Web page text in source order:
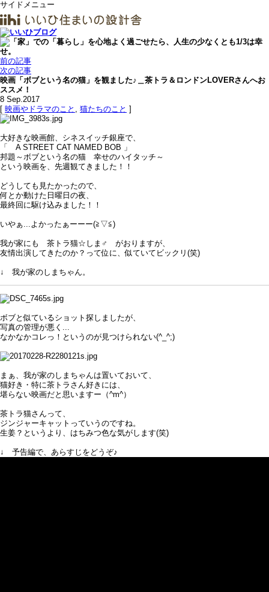
サイドメニュー
前の記事
次の記事
映画「ボブという名の猫」を観ました♪＿茶トラ＆ロンドンLOVERさんへお
ススメ！
8 Sep.2017
[ 映画やドラマのこと , 猫たちのこと ]
大好きな映画館、シネスイッチ銀座で、
「 A STREET CAT NAMED BOB 」
邦題～ボブという名の猫 幸せのハイタッチ～
という映画を、先週観てきました！！
どうしても見たかったので、
何とか動けた日曜日の夜、
最終回に駆け込みました！！
いやぁ...よかったぁーーー(≧▽≦)
我が家にも 茶トラ猫☆しま♂ がおりますが、
友情出演してきたのか？って位に、似ていてビックリ(笑)
↓ 我が家のしまちゃん。
ボブと似ているショット探しましたが、
写真の管理が悪く...
なかなかコレっ！というのが見つけられない(^_^;)
まぁ、我が家のしまちゃんは置いておいて、
猫好き・特に茶トラさん好きには、
堪らない映画だと思いますー（^m^）
茶トラ猫さんって、
ジンジャーキャットっていうのですね。
生姜？というより、はちみつ色な気がします(笑)
↓ 予告編で、あらすじをどうぞ♪